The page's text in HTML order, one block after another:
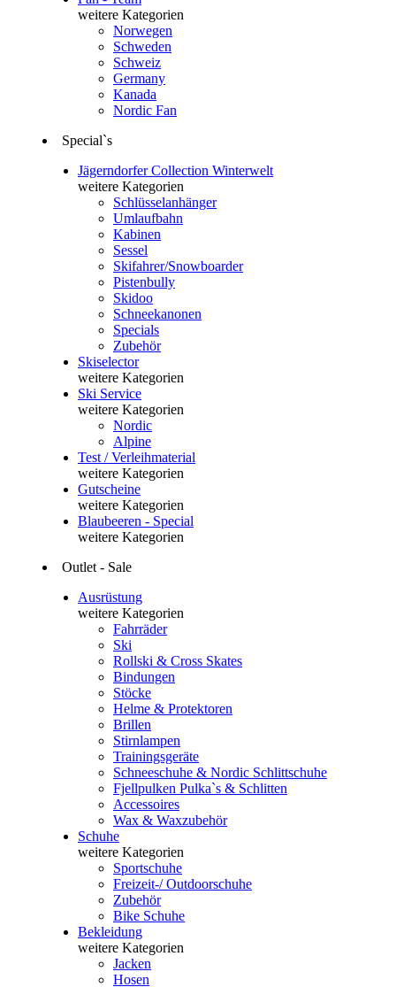
weitere Kategorien
Norwegen
Schweden
Schweiz
Germany
Kanada
Nordic Fan
Special`s
Jägerndorfer Collection Winterwelt
weitere Kategorien
Schlüsselanhänger
Umlaufbahn
Kabinen
Sessel
Skifahrer/Snowboarder
Pistenbully
Skidoo
Schneekanonen
Specials
Zubehör
Skiselector
weitere Kategorien
Ski Service
weitere Kategorien
Nordic
Alpine
Test / Verleihmaterial
weitere Kategorien
Gutscheine
weitere Kategorien
Blaubeeren - Special
weitere Kategorien
Outlet - Sale
Ausrüstung
weitere Kategorien
Fahrräder
Ski
Rollski & Cross Skates
Bindungen
Stöcke
Helme & Protektoren
Brillen
Stirnlampen
Trainingsgeräte
Schneeschuhe & Nordic Schlittschuhe
Fjellpulken Pulka`s & Schlitten
Accessoires
Wax & Waxzubehör
Schuhe
weitere Kategorien
Sportschuhe
Freizeit-/ Outdoorschuhe
Zubehör
Bike Schuhe
Bekleidung
weitere Kategorien
Jacken
Hosen